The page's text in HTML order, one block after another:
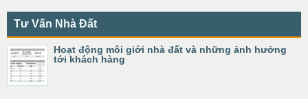
Tư Vấn Nhà Đất
Hoạt động môi giới nhà đất và những ảnh hưởng
tới khách hàng